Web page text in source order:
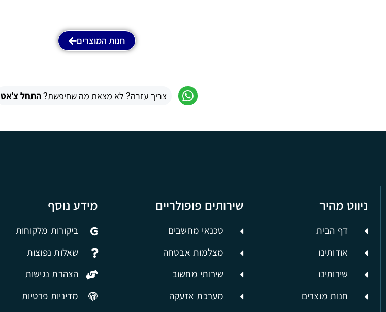
חנות המוצרים
צריך עזרה? לא מצאת מה שחיפשת?התחל צ'אט
ניווט מהיר
דף הבית
אודותינו
שירותינו
חנות מוצרים
שירותים פופולריים
טכנאי מחשבים
מצלמות אבטחה
שירותי מחשוב
מערכת אזעקה
מידע נוסף
ביקורות מלקוחות
שאלות נפוצות
הצהרת נגישות
מדיניות פרטיות